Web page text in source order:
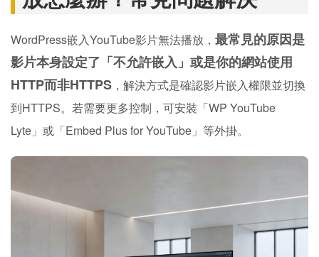
WordPress嵌入YouTube影片無法播放， 最常見的原因是
影片本身設定了「不允許嵌入」或是你的網站使用
HTTP而非HTTPS ，解決方式是確認影片嵌入權限並切換
到HTTPS。若需要更多控制，可安裝「WP YouTube
Lyte」或「Embed Plus for YouTube」等外掛。